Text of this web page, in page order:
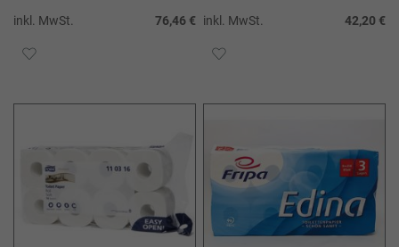
inkl. MwSt. 76,46 €
ZUR
inkl. MwSt. 42,20 €
ZUR